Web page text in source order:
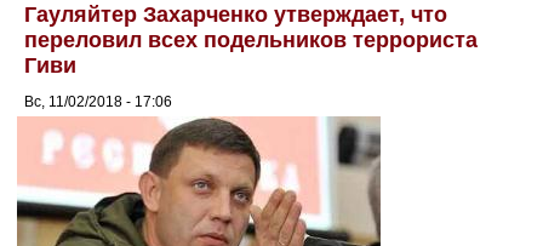
Гауляйтер Захарченко утверждает, что
переловил всех подельников террориста
Гиви
Вс, 11/02/2018 - 17:06